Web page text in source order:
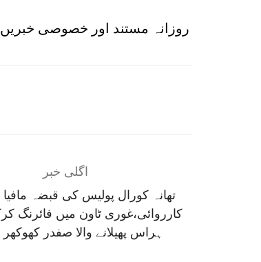
روزانہ مستند اور خصوصی
اگلی خبر
تھانہ کورال پولیس کی قبضہ
کارروائی،غوری ٹاون میں فائرنگ
ہراس پھیلانے والا صفدر کھوکھر